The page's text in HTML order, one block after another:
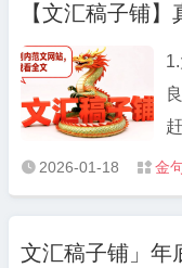
心干
青
【文汇稿子铺
赶”
“
 2026-01-18  金
文汇稿子铺」年